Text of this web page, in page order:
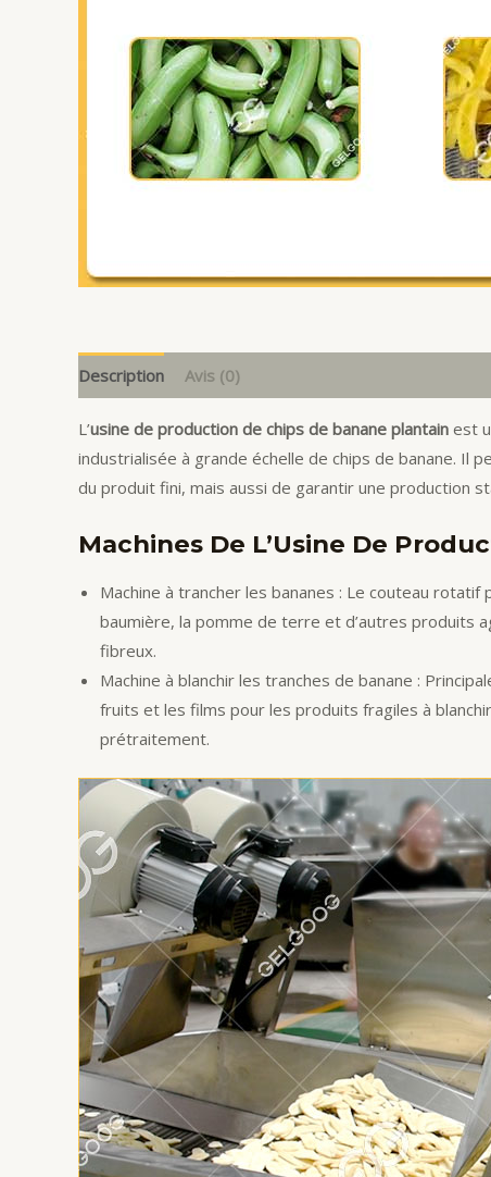
Description Avis (0)
L’usine de production de chips de banane plantain est
industrialisée à grande échelle de chips de banane. Il
du produit fini, mais aussi de garantir une production
Machines De L’Usine De
Machine à trancher les bananes : Le couteau
baumière, la pomme de terre et d’autres produits
fibreux.
Machine à blanchir les tranches de banane :
fruits et les films pour les produits fragiles à
prétraitement.